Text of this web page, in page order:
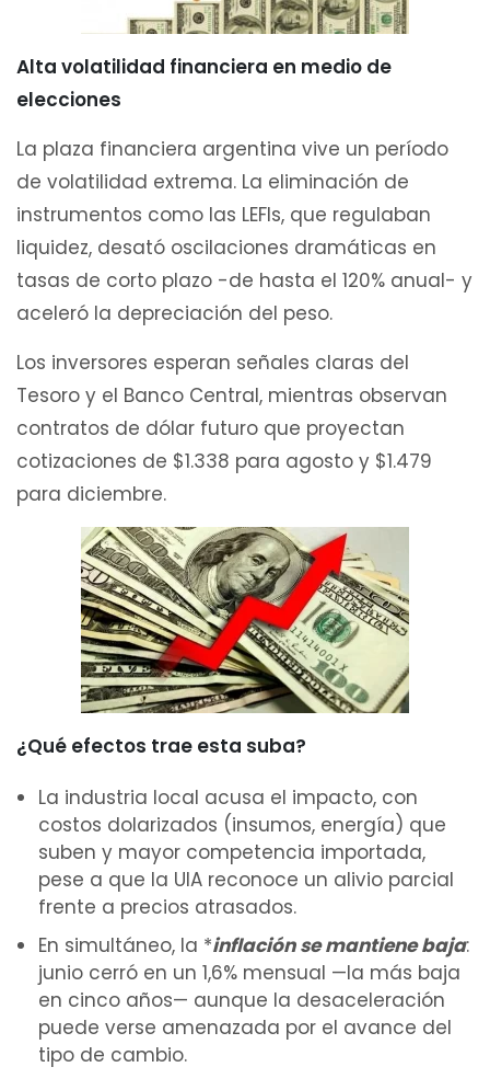
Alta volatilidad financiera en medio de
elecciones
La plaza financiera argentina vive un período
de volatilidad extrema. La eliminación de
instrumentos como las LEFIs, que regulaban
liquidez, desató oscilaciones dramáticas en
tasas de corto plazo -de hasta el 120% anual- y
aceleró la depreciación del peso.
Los inversores esperan señales claras del
Tesoro y el Banco Central, mientras observan
contratos de dólar futuro que proyectan
cotizaciones de $1.338 para agosto y $1.479
para diciembre.
¿Qué efectos trae esta suba?
La industria local acusa el impacto, con
costos dolarizados (insumos, energía) que
suben y mayor competencia importada,
pese a que la UIA reconoce un alivio parcial
frente a precios atrasados.
En simultáneo, la *inflación se mantiene baja:
junio cerró en un 1,6% mensual —la más baja
en cinco años— aunque la desaceleración
puede verse amenazada por el avance del
tipo de cambio.